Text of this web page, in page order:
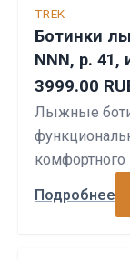
TREK
Ботинки
NNN, р.
3999.00
Лыжные
Подробнее